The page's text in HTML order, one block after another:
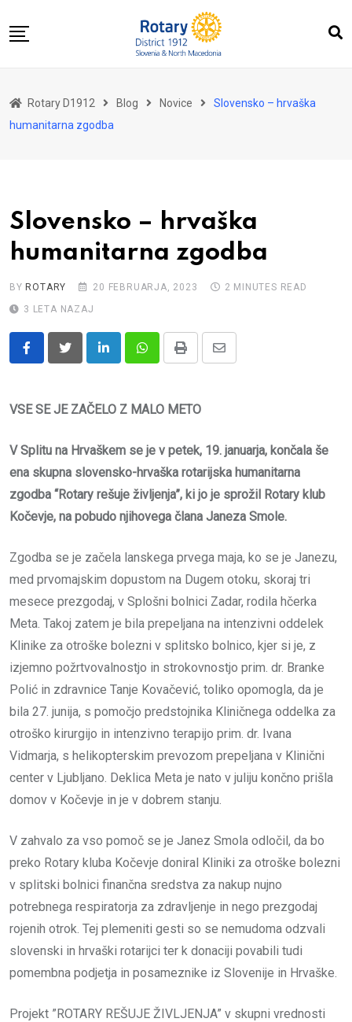
to
O nas
Kontakt
Rotary D1912 Blog Novice
Slovensko – hrvaška
humanitarna zgodba
Slovensko – hrvaška
humanitarna zgodba
BY ROTARY 20 FEBRUARJA, 2023
2 MINUTES READ
3 LETA NAZAJ
LinkedInWhatsappPrint
Share
VSE SE JE ZAČELO Z MALO METO
V Splitu na Hrvaškem se je v petek, 19. januarja, končala še
ena skupna slovensko-hrvaška rotarijska humanitarna
zgodba “Rotary rešuje življenja”, ki jo je sprožil Rotary klub
Kočevje, na pobudo njihovega člana Janeza Smole.
Zgodba se je začela lanskega prvega maja, ko se je Janezu,
med prvomajskim dopustom na Dugem otoku, skoraj tri
mesece prezgodaj, v Splošni bolnici Zadar, rodila hčerka
Meta. Takoj zatem je bila prepeljana na intenzivni oddelek
Klinike za otroške bolezni v splitsko bolnico, kjer si je, z
izjemno požrtvovalnostjo in strokovnostjo prim. dr. Branke
Polić in zdravnice Tanje Kovačević, toliko opomogla, da je
bila 27. junija, s pomočjo predstojnika Kliničnega oddelka za
otroško kirurgijo in intenzivno terapijo prim. dr. Ivana
Vidmarja, s helikopterskim prevozom prepeljana v Klinični
center v Ljubljano. Deklica Meta je nato v juliju končno prišla
domov v Kočevje in je v dobrem stanju.
V zahvalo za vso pomoč se je Janez Smola odločil, da bo
preko Rotary kluba Kočevje doniral Kliniki za otroške bolezni
v splitski bolnici finančna sredstva za nakup nujno
potrebnega respiratorja za zdravljenje in nego prezgodaj
rojenih otrok. Tej plemeniti gesti so se nemudoma odzvali
slovenski in hrvaški rotarijci ter k donaciji povabili tudi
pomembna podjetja in posameznike iz Slovenije in Hrvaške.
Projekt ”ROTARY REŠUJE ŽIVLJENJA” v skupni vrednosti